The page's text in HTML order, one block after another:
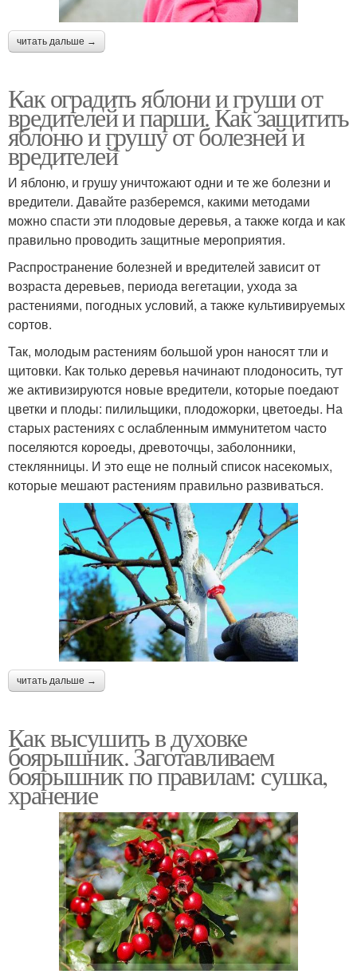
читать дальше →
Как оградить яблони и груши от
вредителей и парши. Как защитить
яблоню и грушу от болезней и
вредителей
И яблоню, и грушу уничтожают одни и те же болезни и
вредители. Давайте разберемся, какими методами
можно спасти эти плодовые деревья, а также когда и как
правильно проводить защитные мероприятия.
Распространение болезней и вредителей зависит от
возраста деревьев, периода вегетации, ухода за
растениями, погодных условий, а также культивируемых
сортов.
Так, молодым растениям большой урон наносят тли и
щитовки. Как только деревья начинают плодоносить, тут
же активизируются новые вредители, которые поедают
цветки и плоды: пилильщики, плодожорки, цветоеды. На
старых растениях с ослабленным иммунитетом часто
поселяются короеды, древоточцы, заболонники,
стеклянницы. И это еще не полный список насекомых,
которые мешают растениям правильно развиваться.
читать дальше →
Как высушить в духовке
боярышник. Заготавливаем
боярышник по правилам: сушка,
хранение